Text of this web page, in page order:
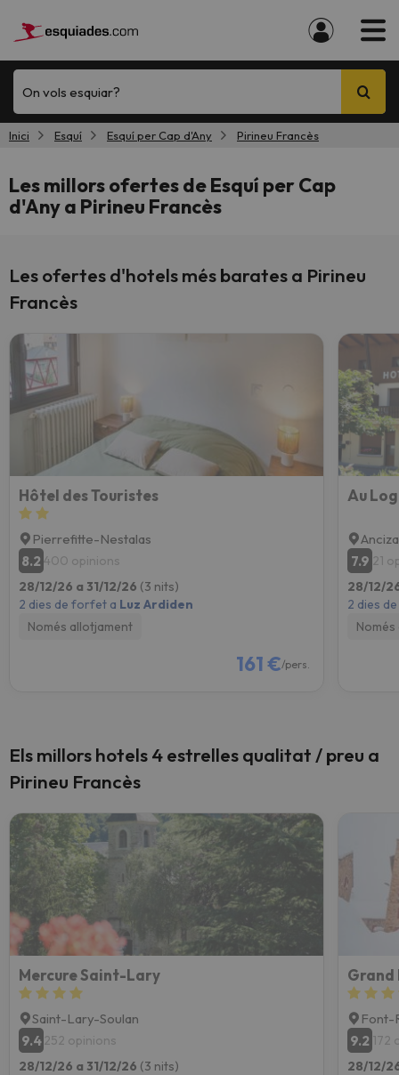
On vols esquiar?
Inici Esquí Esquí per Cap d'Any Pirineu Francès
Les millors ofertes de Esquí per Cap
d'Any a Pirineu Francès
Les ofertes d'hotels més barates a Pirineu
Francès
Hôtel des Touristes
Pierrefitte-Nestalas
8.2 400 opinions
28/12/26 a 31/12/26 (3 nits)
2 dies de forfet a Luz Ardiden
Només allotjament
161 €/pers.
Au
7.9 21
28/12/
2 dies
Els millors hotels 4 estrelles qualitat / preu a
Pirineu Francès
Mercure Saint-Lary
Saint-Lary-Soulan
9.4252 opinions
28/12/26 a 31/12/26 (3 nits)
Grand
Font-
9.2 172
28/12/